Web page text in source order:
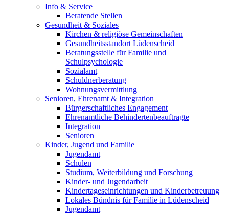
Info & Service
Beratende Stellen
Gesundheit & Soziales
Kirchen & religiöse Gemeinschaften
Gesundheitsstandort Lüdenscheid
Beratungsstelle für Familie und
Schulpsychologie
Sozialamt
Schuldnerberatung
Wohnungsvermittlung
Senioren, Ehrenamt & Integration
Bürgerschaftliches Engagement
Ehrenamtliche Behindertenbeauftragte
Integration
Senioren
Kinder, Jugend und Familie
Jugendamt
Schulen
Studium, Weiterbildung und Forschung
Kinder- und Jugendarbeit
Kindertageseinrichtungen und Kinderbetreuung
Lokales Bündnis für Familie in Lüdenscheid
Jugendamt